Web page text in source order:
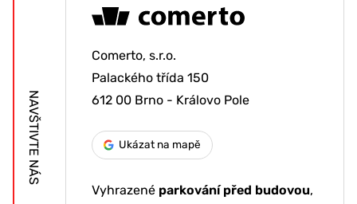
NAVŠTIVTE NÁS
Comerto, s.r.o.
Palackého třída 150
612 00 Brno - Královo Pole
Ukázat na mapě
Vyhrazené parkování před budovou,